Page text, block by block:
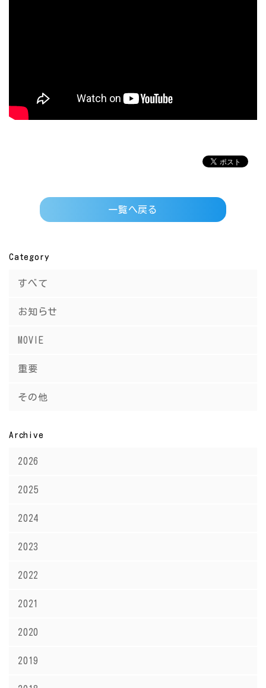
一覧へ戻る
Category
すべて
お知らせ
MOVIE
重要
その他
Archive
2026
2025
2024
2023
2022
2021
2020
2019